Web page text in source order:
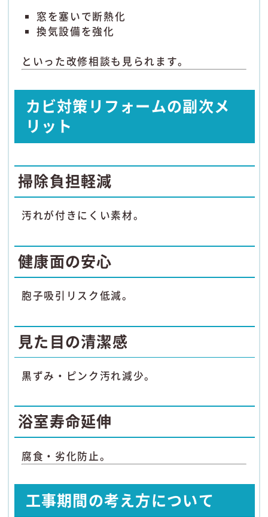
窓を塞いで断熱化
換気設備を強化
といった改修相談も見られます。
カビ対策リフォームの副次メ
リット
掃除負担軽減
汚れが付きにくい素材。
健康面の安心
胞子吸引リスク低減。
見た目の清潔感
黒ずみ・ピンク汚れ減少。
浴室寿命延伸
腐食・劣化防止。
工事期間の考え方について